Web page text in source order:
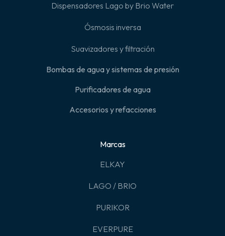
Marcas
ELKAY
LAGO / BRIO
PURIKOR
EVERPURE
Dispensadores Lago by Brio Water
Ósmosis inversa
Suavizadores y filtración
Bombas de agua y sistemas de presión
Purificadores de agua
Accesorios y refacciones